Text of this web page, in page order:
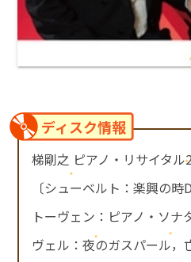
ディスク情報
梯剛之 ピアノ・リサイタル
〔シューベルト：楽興の
トーヴェン：ピアノ・ソナ
ヴェル：夜のガスパール，